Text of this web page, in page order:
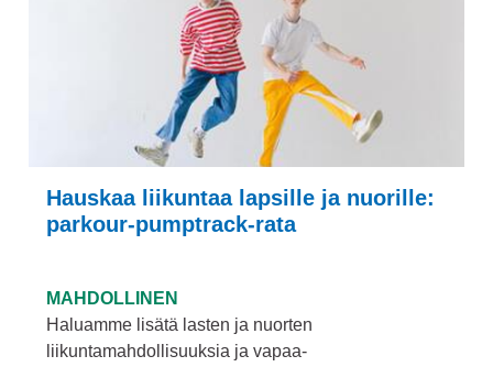
Hauskaa liikuntaa lapsille ja nuorille:
parkour-pumptrack-rata
MAHDOLLINEN
Haluamme lisätä lasten ja nuorten
liikuntamahdollisuuksia ja vapaa-